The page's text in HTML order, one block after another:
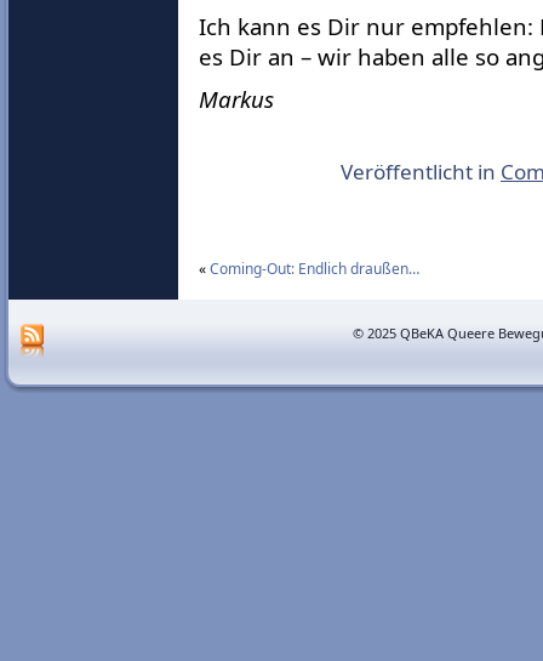
Ich kann es Dir nur empfehlen:
es Dir an – wir haben alle so
Markus
Veröffentlicht in
«Coming-Out: Endlich draußen…
© 2025 QBeKA Queere